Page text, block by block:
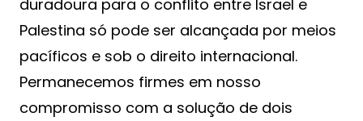
duradoura para o conflito entre Israel e
Palestina só pode ser alcançada por meios
pacíficos e sob o direito internacional.
Permanecemos firmes em nosso
compromisso com a solução de dois